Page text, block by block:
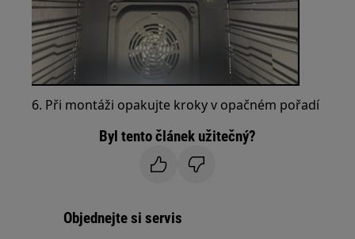
6. Při montáži opakujte kroky v opačném pořadí
Byl tento článek užitečný?
Objednejte si servis